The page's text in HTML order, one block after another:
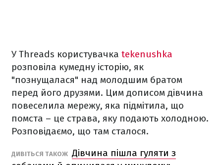
У Threads користувачка tekenushka
розповіла кумедну історію, як
"познущалася" над молодшим братом
перед його друзями. Цим дописом дівчина
повеселила мережу, яка підмітила, що
помста – це страва, яку подають холодною.
Розповідаємо, що там сталося.
ДИВІТЬСЯ ТАКОЖ Дівчина пішла гуляти з